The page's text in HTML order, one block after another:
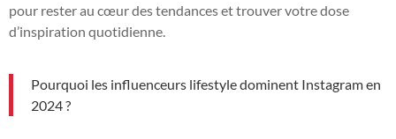
pour rester au cœur des tendances et trouver votre dose
d’inspiration quotidienne.
Pourquoi les influenceurs lifestyle dominent Instagram en
2024 ?